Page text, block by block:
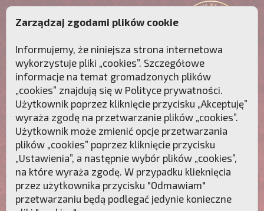
Przebudźmy sumienia Polaków!
Polonia
Przymierze
Zarządzaj zgodami plików cookie
Informujemy, że niniejsza strona internetowa
wykorzystuje pliki „cookies”. Szczegółowe
informacje na temat gromadzonych plików
„cookies” znajdują się w Polityce prywatności.
Użytkownik poprzez kliknięcie przycisku „Akceptuję”
wyraża zgodę na przetwarzanie plików „cookies”.
Użytkownik może zmienić opcje przetwarzania
plików „cookies” poprzez kliknięcie przycisku
„Ustawienia”, a następnie wybór plików „cookies”,
na które wyraża zgodę. W przypadku klieknięcia
przez użytkownika przycisku "Odmawiam"
przetwarzaniu będą podlegać jedynie konieczne